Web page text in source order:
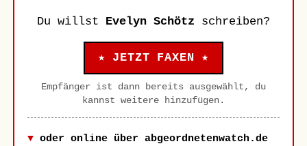
Du willst Evelyn Schötz schreiben?
★ JETZT FAXEN ★
Empfänger ist dann bereits ausgewählt, du
kannst weitere hinzufügen.
oder online über abgeordnetenwatch.de